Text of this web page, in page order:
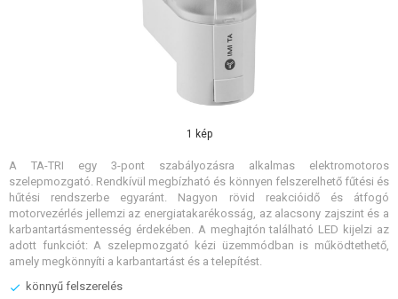
1 kép
A TA-TRI egy 3-pont szabályozásra alkalmas elektromotoros
szelepmozgató. Rendkívül megbízható és könnyen felszerelhető fűtési és
hűtési rendszerbe egyaránt. Nagyon rövid reakcióidő és átfogó
motorvezérlés jellemzi az energiatakarékosság, az alacsony zajszint és a
karbantartásmentesség érdekében. A meghajtón található LED kijelzi az
adott funkciót: A szelepmozgató kézi üzemmódban is működtethető,
amely megkönnyíti a karbantartást és a telepítést.
könnyű felszerelés